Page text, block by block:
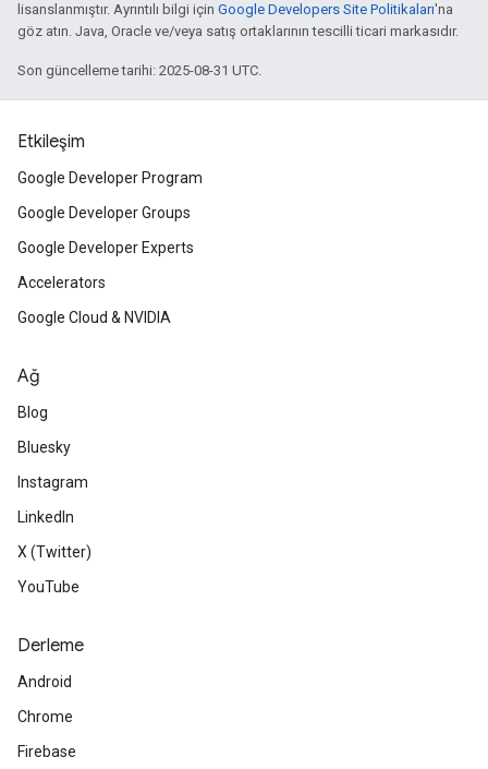
lisanslanmıştır. Ayrıntılı bilgi için Google Developers Site Politikaları'na
göz atın. Java, Oracle ve/veya satış ortaklarının tescilli ticari markasıdır.
Son güncelleme tarihi: 2025-08-31 UTC.
Etkileşim
Google Developer Program
Google Developer Groups
Google Developer Experts
Accelerators
Google Cloud & NVIDIA
Ağ
Blog
Bluesky
Instagram
LinkedIn
X (Twitter)
YouTube
Derleme
Android
Chrome
Firebase